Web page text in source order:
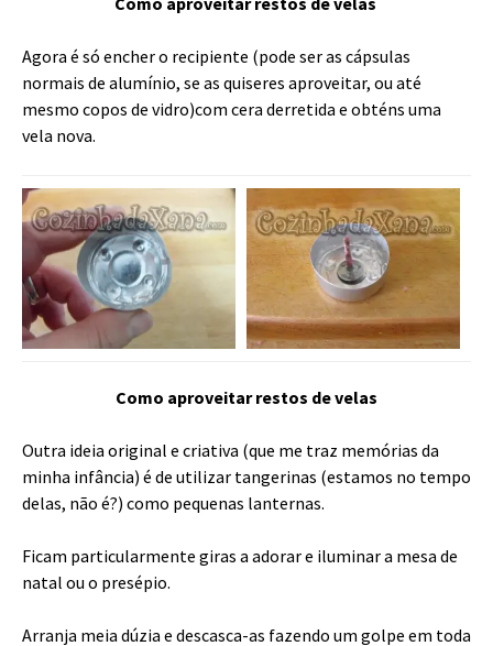
Agora é só encher o recipiente (pode ser as cápsulas
normais de alumínio, se as quiseres aproveitar, ou até
mesmo copos de vidro)com cera derretida e obténs uma
vela nova.
Como aproveitar restos de velas
Outra ideia original e criativa (que me traz memórias da
minha infância) é de utilizar tangerinas (estamos no tempo
delas, não é?) como pequenas lanternas.
Ficam particularmente giras a adorar e iluminar a mesa de
natal ou o presépio.
Arranja meia dúzia e descasca-as fazendo um golpe em toda